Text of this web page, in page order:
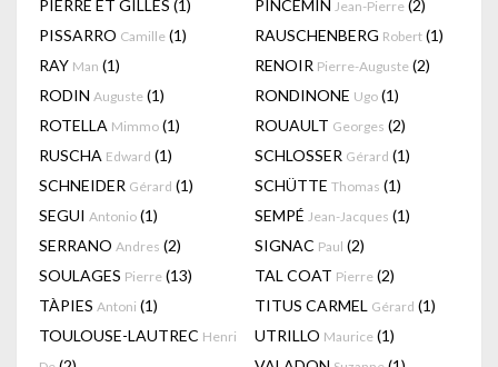
PIERRE ET GILLES (1) PINCEMIN Jean-Pierre (2)
PISSARRO Camille (1) RAUSCHENBERG Robert (1)
RAY Man (1) RENOIR Pierre-Auguste (2)
RODIN Auguste (1) RONDINONE Ugo (1)
ROTELLA Mimmo (1) ROUAULT Georges (2)
RUSCHA Edward (1) SCHLOSSER Gérard (1)
SCHNEIDER Gérard (1) SCHÜTTE Thomas (1)
SEGUI Antonio (1) SEMPÉ Jean-Jacques (1)
SERRANO Andres (2) SIGNAC Paul (2)
SOULAGES Pierre (13) TAL COAT Pierre (2)
TÀPIES Antoni (1) TITUS CARMEL Gérard (1)
TOULOUSE-LAUTREC Henri
UTRILLO Maurice (1)